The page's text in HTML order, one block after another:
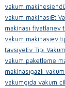
vakum makinesi
vakum makinasıEt
makinası fiyatlarıev
vakum makinasıev
tavsiyeEv Tipi
vakum paketleme
makinasıgazlı
vakumgıda vakum